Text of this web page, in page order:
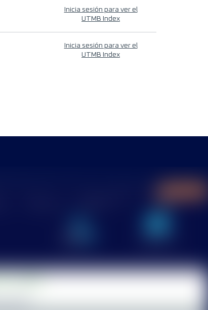
Inicia sesión para ver el
UTMB Index
Inicia sesión para ver el
UTMB Index